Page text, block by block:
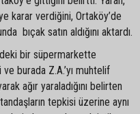
karar verdiğini, Ortaköy’de
bıçak satın aldığını aktardı.
bir süpermarkette
burada Z.A.’yı muhtelif
ağır yaraladığını belirten
tepkisi üzerine aynı